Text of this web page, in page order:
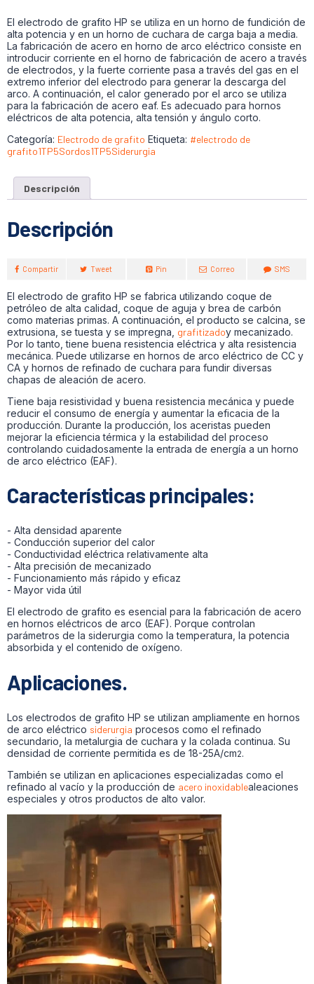
El electrodo de grafito HP se utiliza en un horno de fundición de
alta potencia y en un horno de cuchara de carga baja a media.
La fabricación de acero en horno de arco eléctrico consiste en
introducir corriente en el horno de fabricación de acero a través
de electrodos, y la fuerte corriente pasa a través del gas en el
extremo inferior del electrodo para generar la descarga del
arco. A continuación, el calor generado por el arco se utiliza
para la fabricación de acero eaf. Es adecuado para hornos
eléctricos de alta potencia, alta tensión y ángulo corto.
Categoría: Electrodo de grafito Etiqueta: #electrodo de
grafito1TP5Sordos1TP5Siderurgia
Descripción
Descripción
Compartir Tweet Pin Correo SMS
El electrodo de grafito HP se fabrica utilizando coque de
petróleo de alta calidad, coque de aguja y brea de carbón
como materias primas. A continuación, el producto se calcina, se
extrusiona, se tuesta y se impregna, grafitizadoy mecanizado.
Por lo tanto, tiene buena resistencia eléctrica y alta resistencia
mecánica. Puede utilizarse en hornos de arco eléctrico de CC y
CA y hornos de refinado de cuchara para fundir diversas
chapas de aleación de acero.
Tiene baja resistividad y buena resistencia mecánica y puede
reducir el consumo de energía y aumentar la eficacia de la
producción. Durante la producción, los aceristas pueden
mejorar la eficiencia térmica y la estabilidad del proceso
controlando cuidadosamente la entrada de energía a un horno
de arco eléctrico (EAF).
Características principales:
- Alta densidad aparente
- Conducción superior del calor
- Conductividad eléctrica relativamente alta
- Alta precisión de mecanizado
- Funcionamiento más rápido y eficaz
- Mayor vida útil
El electrodo de grafito es esencial para la fabricación de acero
en hornos eléctricos de arco (EAF). Porque controlan
parámetros de la siderurgia como la temperatura, la potencia
absorbida y el contenido de oxígeno.
Aplicaciones.
Los electrodos de grafito HP se utilizan ampliamente en hornos
de arco eléctrico siderurgia procesos como el refinado
secundario, la metalurgia de cuchara y la colada continua. Su
densidad de corriente permitida es de 18-25A/cm2.
También se utilizan en aplicaciones especializadas como el
refinado al vacío y la producción de acero inoxidablealeaciones
especiales y otros productos de alto valor.